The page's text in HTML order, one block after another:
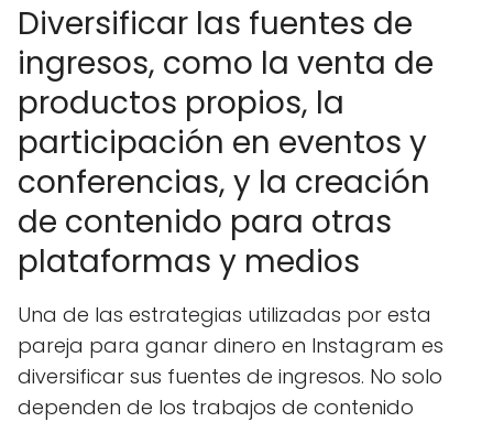
Diversificar las fuentes de
ingresos, como la venta de
productos propios, la
participación en eventos y
conferencias, y la creación
de contenido para otras
plataformas y medios
Una de las estrategias utilizadas por esta
pareja para ganar dinero en Instagram es
diversificar sus fuentes de ingresos. No solo
dependen de los trabajos de contenido